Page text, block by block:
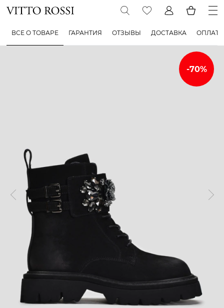
ВСЕ О ТОВАРЕ ГАРАНТИЯ ОТЗЫВЫ ДОСТАВКА ОПЛАТА